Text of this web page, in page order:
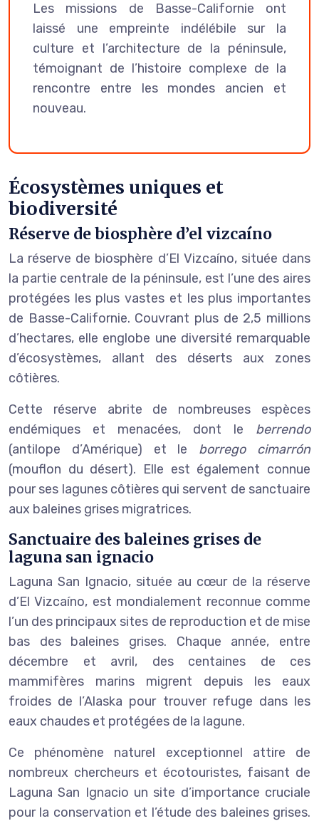
Les missions de Basse-Californie ont
laissé une empreinte indélébile sur la
culture et l’architecture de la péninsule,
témoignant de l’histoire complexe de la
rencontre entre les mondes ancien et
nouveau.
Écosystèmes uniques et
biodiversité
Réserve de biosphère d’el vizcaíno
La réserve de biosphère d’El Vizcaíno, située dans
la partie centrale de la péninsule, est l’une des aires
protégées les plus vastes et les plus importantes
de Basse-Californie. Couvrant plus de 2,5 millions
d’hectares, elle englobe une diversité remarquable
d’écosystèmes, allant des déserts aux zones
côtières.
Cette réserve abrite de nombreuses espèces
endémiques et menacées, dont le berrendo
(antilope d’Amérique) et le borrego cimarrón
(mouflon du désert). Elle est également connue
pour ses lagunes côtières qui servent de sanctuaire
aux baleines grises migratrices.
Sanctuaire des baleines grises de
laguna san ignacio
Laguna San Ignacio, située au cœur de la réserve
d’El Vizcaíno, est mondialement reconnue comme
l’un des principaux sites de reproduction et de mise
bas des baleines grises. Chaque année, entre
décembre et avril, des centaines de ces
mammifères marins migrent depuis les eaux
froides de l’Alaska pour trouver refuge dans les
eaux chaudes et protégées de la lagune.
Ce phénomène naturel exceptionnel attire de
nombreux chercheurs et écotouristes, faisant de
Laguna San Ignacio un site d’importance cruciale
pour la conservation et l’étude des baleines grises.